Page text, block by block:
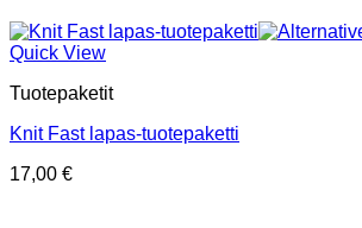
Quick View
Tuotepaketit
Knit Fast lapas-tuotepaketti
17,00 €